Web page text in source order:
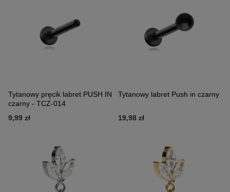
Tytanowy pręcik labret PUSH IN
czarny - TCZ-014
9,99 zł
Tytanowy labret Push in czarny
19,98 zł